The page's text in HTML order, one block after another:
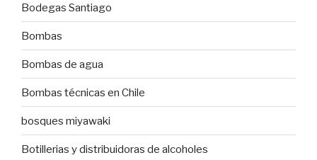
Bodegas Santiago
Bombas
Bombas de agua
Bombas técnicas en Chile
bosques miyawaki
Botillerias y distribuidoras de alcoholes